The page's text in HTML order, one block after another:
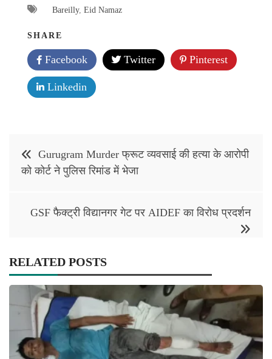
Bareilly, Eid Namaz
SHARE
Facebook Twitter Pinterest
Linkedin
Post
navigation
Gurugram Murder फ्रूट व्यवसाई की हत्या के आरोपी
को कोर्ट ने पुलिस रिमांड में भेजा
GSF फैक्ट्री विद्यानगर गेट पर AIDEF का विरोध प्रदर्शन
RELATED POSTS